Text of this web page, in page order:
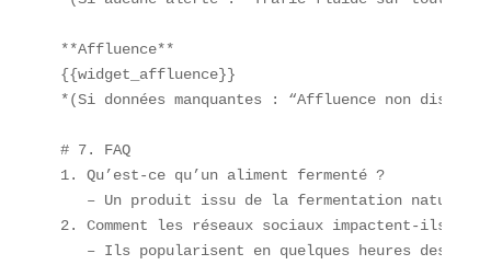
**Affluence**
{{widget_affluence}}
*(Si données manquantes : “Affluence non
# 7. FAQ
1. Qu’est-ce qu’un aliment fermenté ?
– Un produit issu de la fermentation
2. Comment les réseaux sociaux impactent-ils
– Ils popularisent en quelques heures des